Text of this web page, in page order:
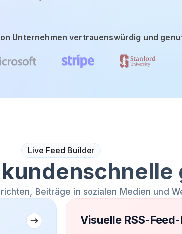
Unternehmen vertrauenswürdig und
Live Feed Builder
Beiträge in sozialen Medien und
Visuelle RSS-